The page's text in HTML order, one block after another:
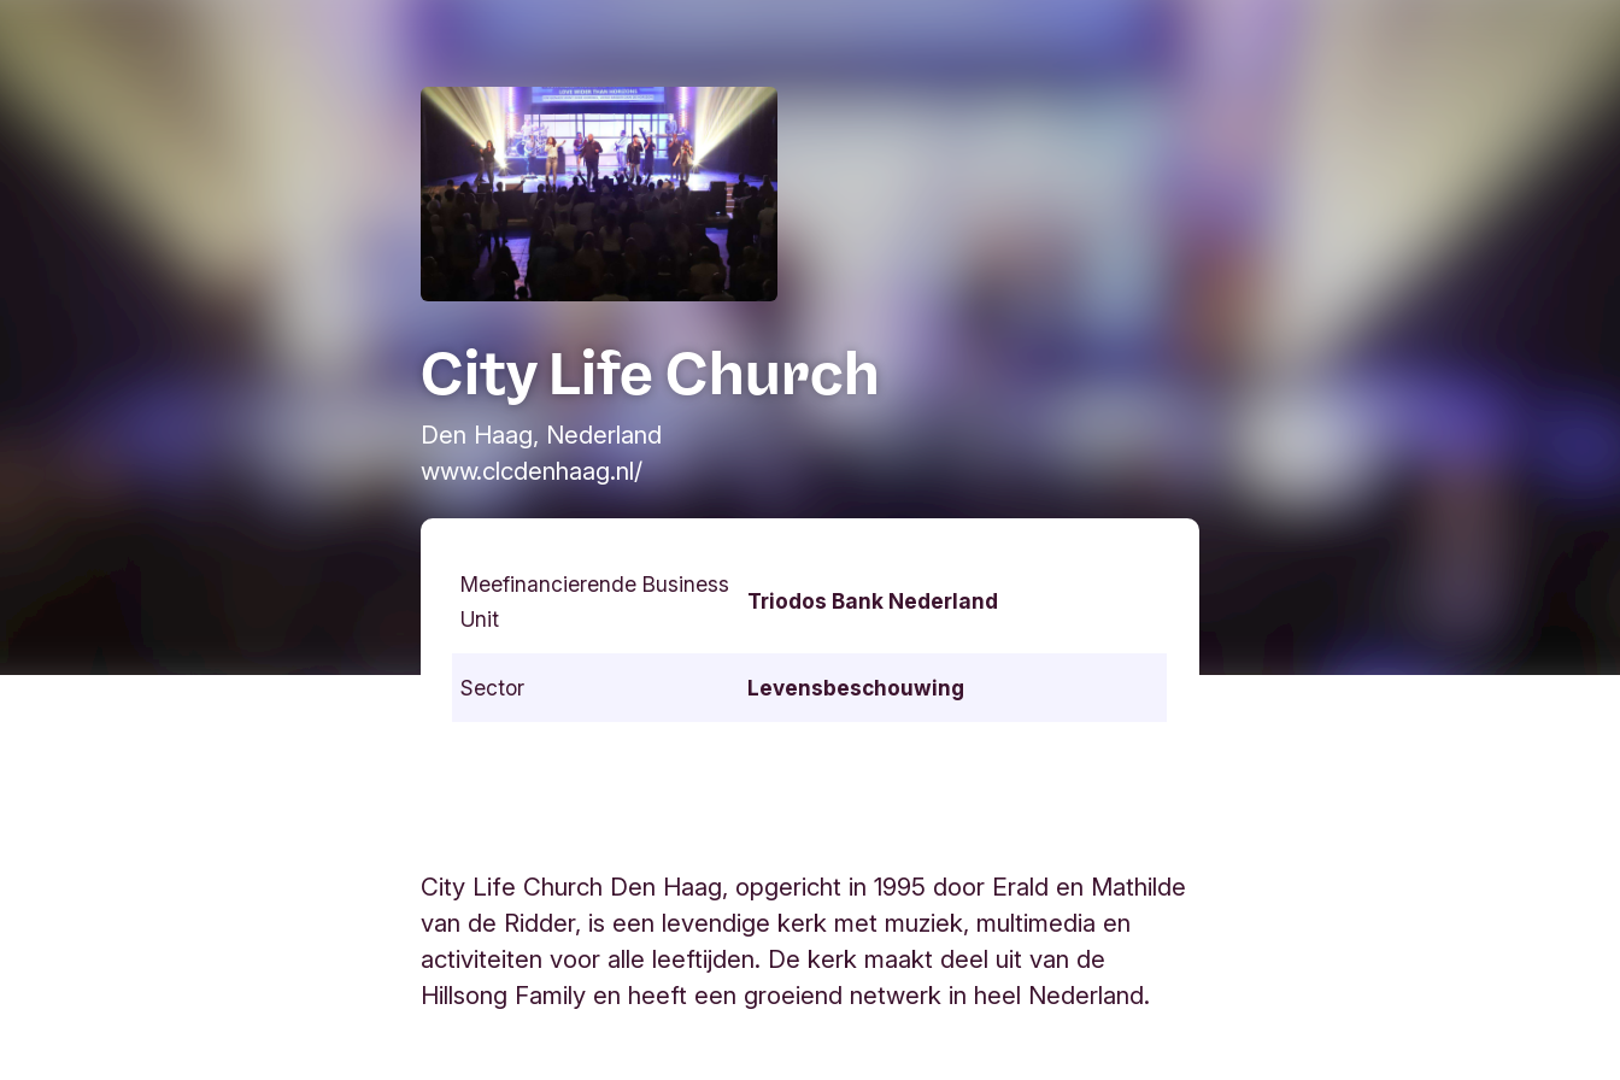
City Life Church
Den Haag, Nederland
www.clcdenhaag.nl/
Meefinancierende Business
Unit
Triodos Bank Nederland
Sector Levensbeschouwing
City Life Church Den Haag, opgericht in 1995 door Erald en Mathilde
van de Ridder, is een levendige kerk met muziek, multimedia en
activiteiten voor alle leeftijden. De kerk maakt deel uit van de
Hillsong Family en heeft een groeiend netwerk in heel Nederland.